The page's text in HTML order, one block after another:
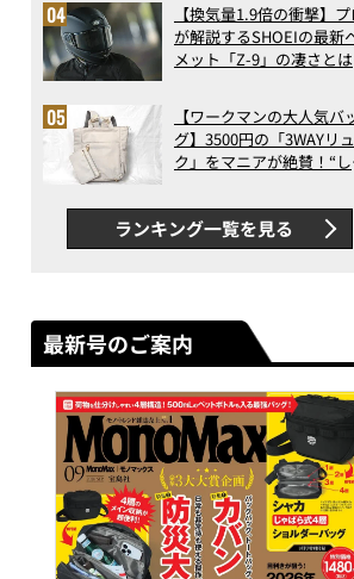
ト3】（2026年6月版）
【換気量1.9倍の衝撃】プ
が解説するSHOEIの最新
メット「Z-9」の凄さと
ス【ワークマンの大人気バ
グ】3500円の「3WAYリ
ク」をマニアが絶賛！“
判以上に優秀だった
ランキング一覧を見る
最新号のご案内